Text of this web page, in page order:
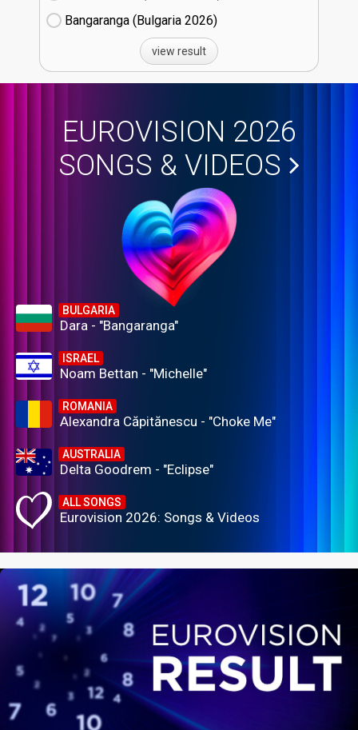
Bangaranga (Bulgaria
26)
view result
EUROVISION 2026
SONGS & VIDEOS
BULGARIA
Dara - "Bangaranga"
ISRAEL
Noam Bettan - "Michelle"
ROMANIA
Alexandra Căpitănescu - "Choke Me"
AUSTRALIA
Delta Goodrem - "Eclipse"
ALL SONGS
Eurovision 2026: Songs & Videos